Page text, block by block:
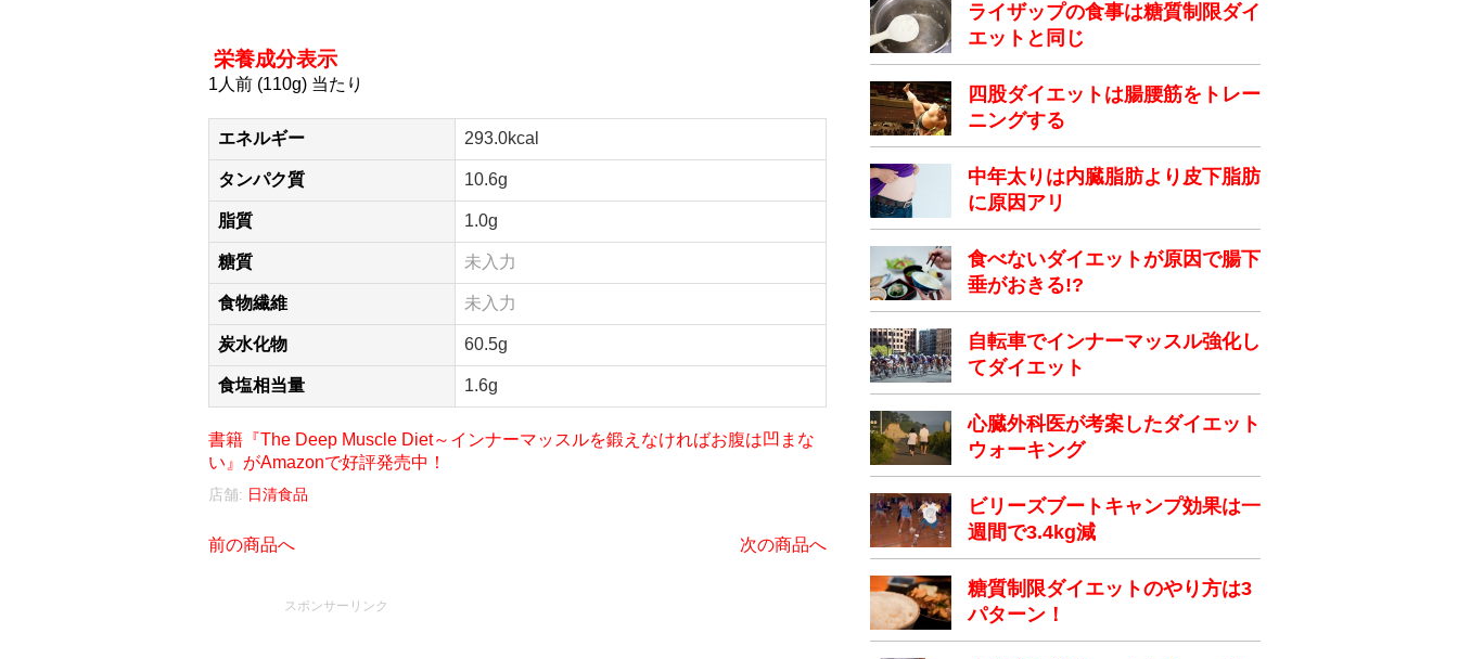
栄養成分表示
1人前 (110g) 当たり
エネルギー 293.0kcal
タンパク質 10.6g
脂質 1.0g
糖質 未入力
食物繊維 未入力
炭水化物 60.5g
食塩相当量 1.6g
書籍『The Deep Muscle Diet～インナーマッスルを鍛えなければお腹は凹まな
い』がAmazonで好評発売中！
店舗: 日清食品
前の商品へ 次の商品へ
スポンサーリンク
ライザップの食事は糖質制限ダイ
エットと同じ
四股ダイエットは腸腰筋をトレー
ニングする
中年太りは内臓脂肪より皮下脂肪
に原因アリ
食べないダイエットが原因で腸下
垂がおきる!?
自転車でインナーマッスル強化し
てダイエット
心臓外科医が考案したダイエット
ウォーキング
ビリーズブートキャンプ効果は一
週間で3.4kg減
糖質制限ダイエットのやり方は3
パターン！